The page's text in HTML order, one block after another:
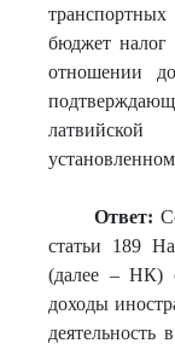
бюджет налог
отношении
Ответ:
статьи 189
(далее – НК)
доходы
деятельность